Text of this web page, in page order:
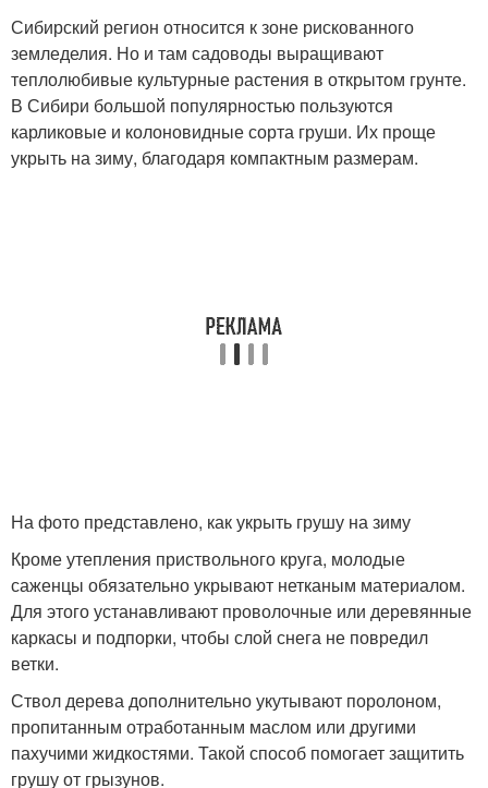
Сибирский регион относится к зоне рискованного
земледелия. Но и там садоводы выращивают
теплолюбивые культурные растения в открытом грунте.
В Сибири большой популярностью пользуются
карликовые и колоновидные сорта груши. Их проще
укрыть на зиму, благодаря компактным размерам.
На фото представлено, как укрыть грушу на зиму
Кроме утепления приствольного круга, молодые
саженцы обязательно укрывают нетканым материалом.
Для этого устанавливают проволочные или деревянные
каркасы и подпорки, чтобы слой снега не повредил
ветки.
Ствол дерева дополнительно укутывают поролоном,
пропитанным отработанным маслом или другими
пахучими жидкостями. Такой способ помогает защитить
грушу от грызунов.